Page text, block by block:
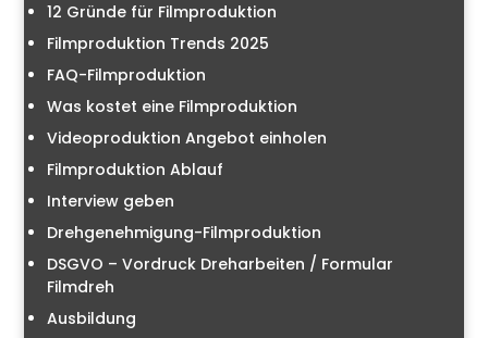
12 Gründe für Filmproduktion
Filmproduktion Trends 2025
FAQ-Filmproduktion
Was kostet eine Filmproduktion
Videoproduktion Angebot einholen
Filmproduktion Ablauf
Interview geben
Drehgenehmigung-Filmproduktion
DSGVO – Vordruck Dreharbeiten / Formular
Filmdreh
Ausbildung